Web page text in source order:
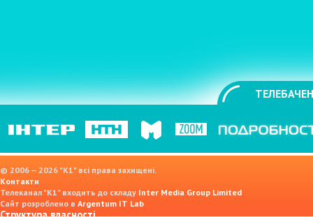
© 2006 — 2026 "K1" всі права захищені.
Контакти
Телеканал "К1" входить до складу Inter Media Group Limited
Сайт розроблено в Argentum IT Lab